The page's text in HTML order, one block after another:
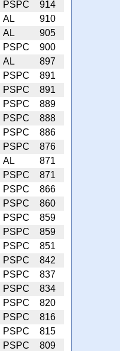
PSPC
914
AL
910
AL
905
PSPC
900
AL
897
PSPC
891
PSPC
891
PSPC
889
PSPC
888
PSPC
886
PSPC
876
AL
871
PSPC
871
PSPC
866
PSPC
860
PSPC
859
PSPC
859
PSPC
851
PSPC
842
PSPC
837
PSPC
834
PSPC
820
PSPC
816
PSPC
815
PSPC
809